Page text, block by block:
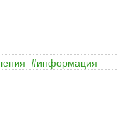
информация